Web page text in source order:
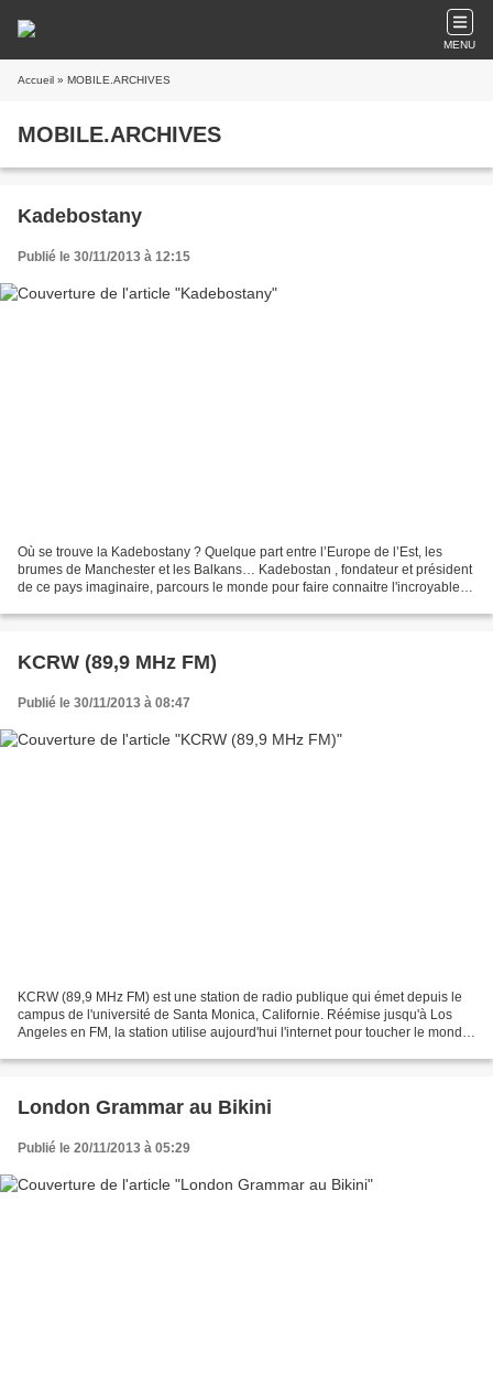
MENU
Accueil » MOBILE.ARCHIVES
MOBILE.ARCHIVES
Kadebostany
Publié le 30/11/2013 à 12:15
Où se trouve la Kadebostany ? Quelque part entre l’Europe de l’Est, les
brumes de Manchester et les Balkans… Kadebostan , fondateur et président
de ce pays imaginaire, parcours le monde pour faire connaitre l'incroyable
KCRW (89,9 MHz FM)
Publié le 30/11/2013 à 08:47
KCRW (89,9 MHz FM) est une station de radio publique qui émet depuis le
campus de l'université de Santa Monica, Californie. Réémise jusqu'à Los
Angeles en FM, la station utilise aujourd'hui l'internet pour toucher le monde
London Grammar au Bikini
Publié le 20/11/2013 à 05:29